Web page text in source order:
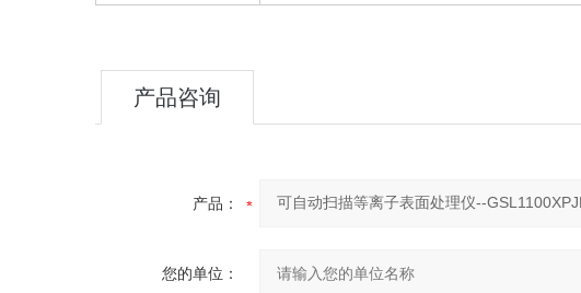
产品咨询
产品：
您的单位：